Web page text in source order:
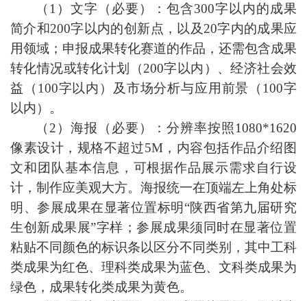
（1）文字（必要）：包含300字以内的成果
简介和200字以内的创新点，以及20字内的成果应
用领域；申报成果转化赛道的作品，还需包含成果
转化情况或转化计划（200字以内）、经济社会效
益（100字以内）及市场分析与应用前景（100字
以内）。
（2）海报（必要）：分辨率按照1080*1620
像素设计，规格不超过5M，内容包括作品介绍图
文和团队基本信息，可根据作品展示需求自行设
计，制作应美观大方。海报统一在顶端左上角处标
明、参展成果在显著位置标明 “陕西省第九届研究
生创新成果展”字样；参展成果须同时在显著位置
粘贴不同颜色的标识条以区分不同类别，其中工科
类成果为红色、理科类成果为蓝色、文科类成果为
绿色，成果转化类成果为黄色。